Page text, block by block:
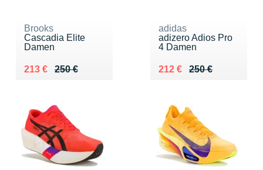
Brooks
Cascadia Elite
Damen
250 €
Au lieu de 250 €
213 €
Vendu 213 €
adidas
adizero Adios Pro
4 Damen
250 €
Au lieu de 250 €
212 €
Vendu 212 €